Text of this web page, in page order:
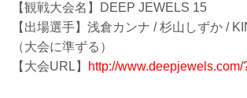
【観戦大会名】DEEP JEWELS 15
【出場選手】浅倉カンナ / 杉山しずか /
（大会に準ずる）
【大会URL】
http://